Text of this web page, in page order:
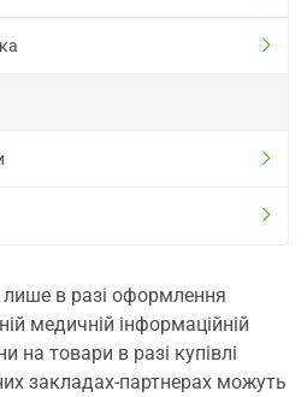
лише в разі оформлення
медичній інформаційній
на товари в разі купівлі
закладах-партнерах можуть